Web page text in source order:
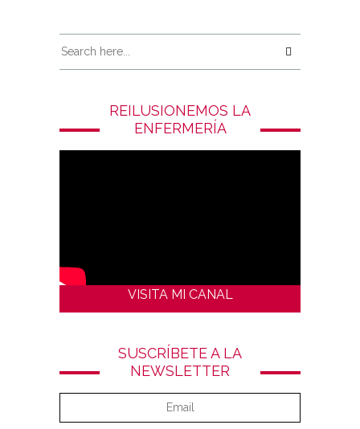
REILUSIONEMOS LA
ENFERMERÍA
VISITA MI CANAL
SUSCRÍBETE A LA
NEWSLETTER